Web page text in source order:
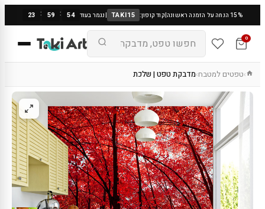
15% הנחה על הזמנה ראשונה |קוד קופון: TAKI15
|נגמר בעוד 23 : 59 : 53
0
›טפטים למטבח›מדבקת טפט | שלכת